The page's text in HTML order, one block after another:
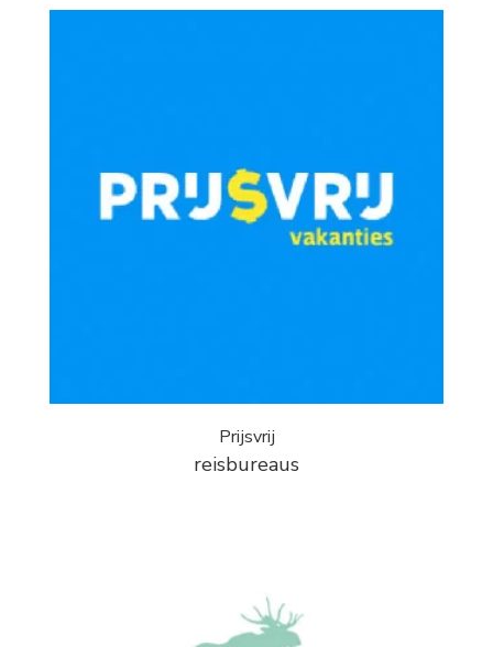
Prijsvrij
reisbureaus